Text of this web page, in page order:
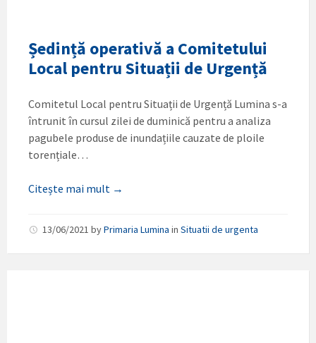
Ședință operativă a Comitetului
Local pentru Situații de Urgență
Comitetul Local pentru Situații de Urgență Lumina s-a
întrunit în cursul zilei de duminică pentru a analiza
pagubele produse de inundațiile cauzate de ploile
torențiale…
Citește mai mult →
13/06/2021 byPrimaria Lumina in Situatii de urgenta